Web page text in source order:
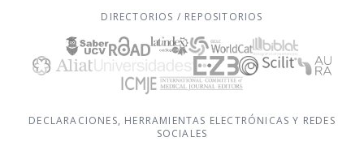
DIRECTORIOS / REPOSITORIOS
DECLARACIONES, HERRAMIENTAS ELECTRÓNICAS Y REDES
SOCIALES